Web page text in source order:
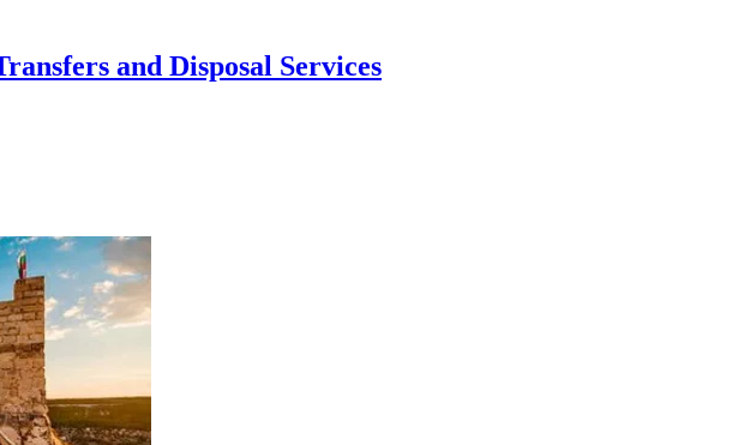
and Disposal Services